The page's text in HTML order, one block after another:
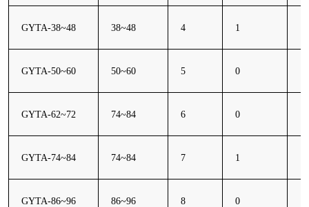
GYTA-38~48 38~48 4 1
GYTA-50~60 50~60 5 0
GYTA-62~72 74~84 6 0
GYTA-74~84 74~84 7 1
GYTA-86~96 86~96 8 0